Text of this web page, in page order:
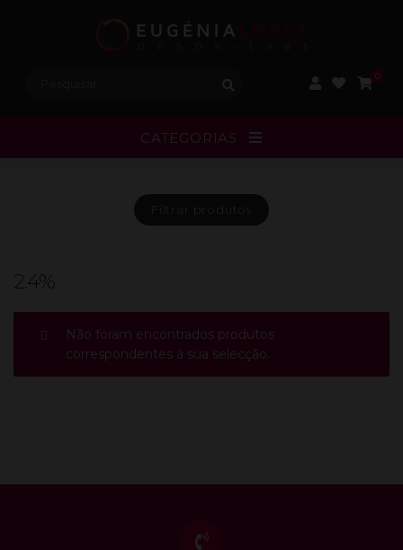
CATEGORIAS
Filtrar produtos
2.4%
Não foram encontrados produtos
correspondentes à sua selecção.